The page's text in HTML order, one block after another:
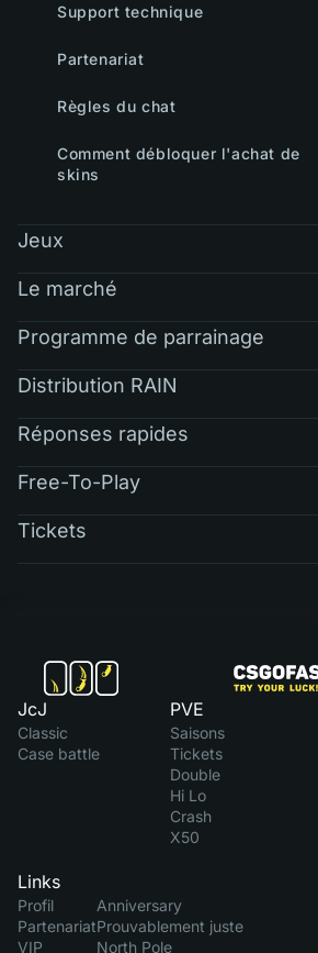
Support technique
Partenariat
Règles du chat
Comment débloquer l'achat de
skins
Jeux
Le marché
Programme de parrainage
Distribution RAIN
Réponses rapides
Free-To-Play
Tickets
JcJ
Classic
Case battle
PVE
Saisons
Tickets
Double
Hi Lo
Crash
X50
Links
Profil
Partenariat
VIP
Anniversary
Prouvablement juste
North Pole